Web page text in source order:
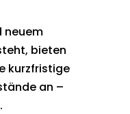
neuem
bieten
kurzfristige
an –